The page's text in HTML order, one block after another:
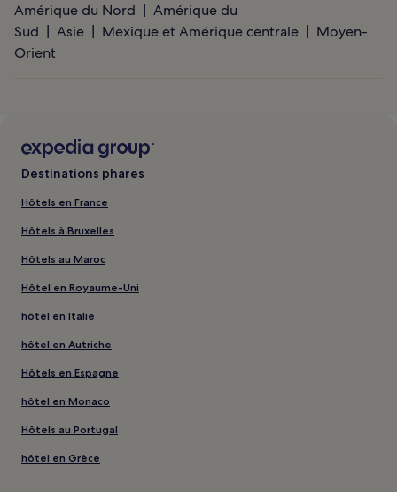
Amérique du Nord
Amérique du
Sud
Asie Mexique et Amérique centrale
Moyen-
Orient
Destinations phares
Hôtels en France
Hôtels à Bruxelles
Hôtels au Maroc
Hôtel en Royaume-Uni
hôtel en Italie
hôtel en Autriche
Hôtels en Espagne
hôtel en Monaco
Hôtels au Portugal
hôtel en Grèce